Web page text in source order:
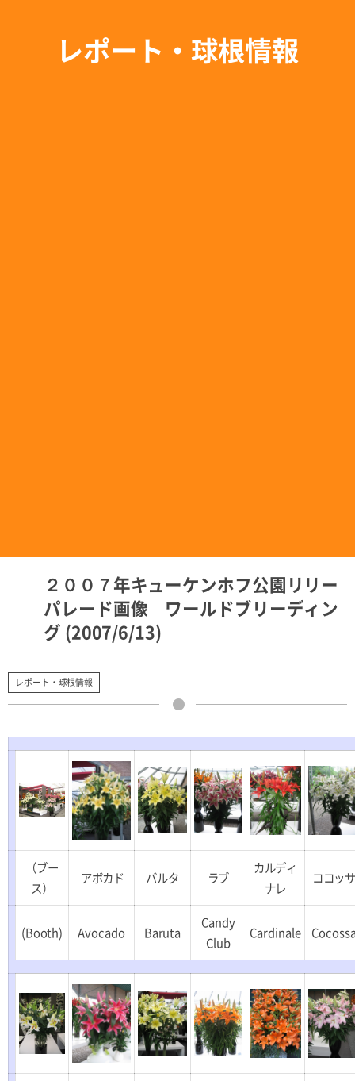
レポート・球根情報
２００７年キューケンホフ公園リリー
パレード画像 ワールドブリーディン
グ (2007/6/13)
レポート・球根情報
（ブー
ス）
アボカド バルタ ラブ
カルディ
ナレ
ココッ
(Booth) Avocado Baruta
Candy
Club
Cardinale